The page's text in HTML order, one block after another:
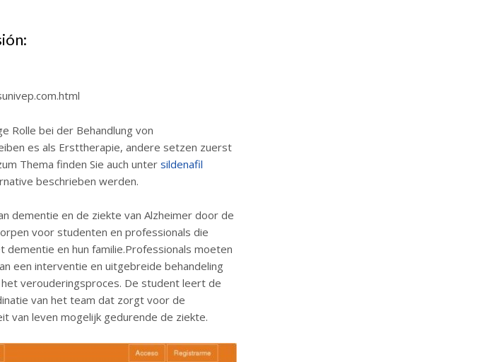
Rolle bei der Behandlung von
es als Ersttherapie, andere setzen zuerst
Thema finden Sie auch untersildenafil
beschrieben werden.
dementie en de ziekte van Alzheimer door de
voor studenten en professionals die
en hun familie.Professionals moeten
een interventie en uitgebreide behandeling
verouderingsproces. De student leert de
van het team dat zorgt voor de
van leven mogelijk gedurende de ziekte.